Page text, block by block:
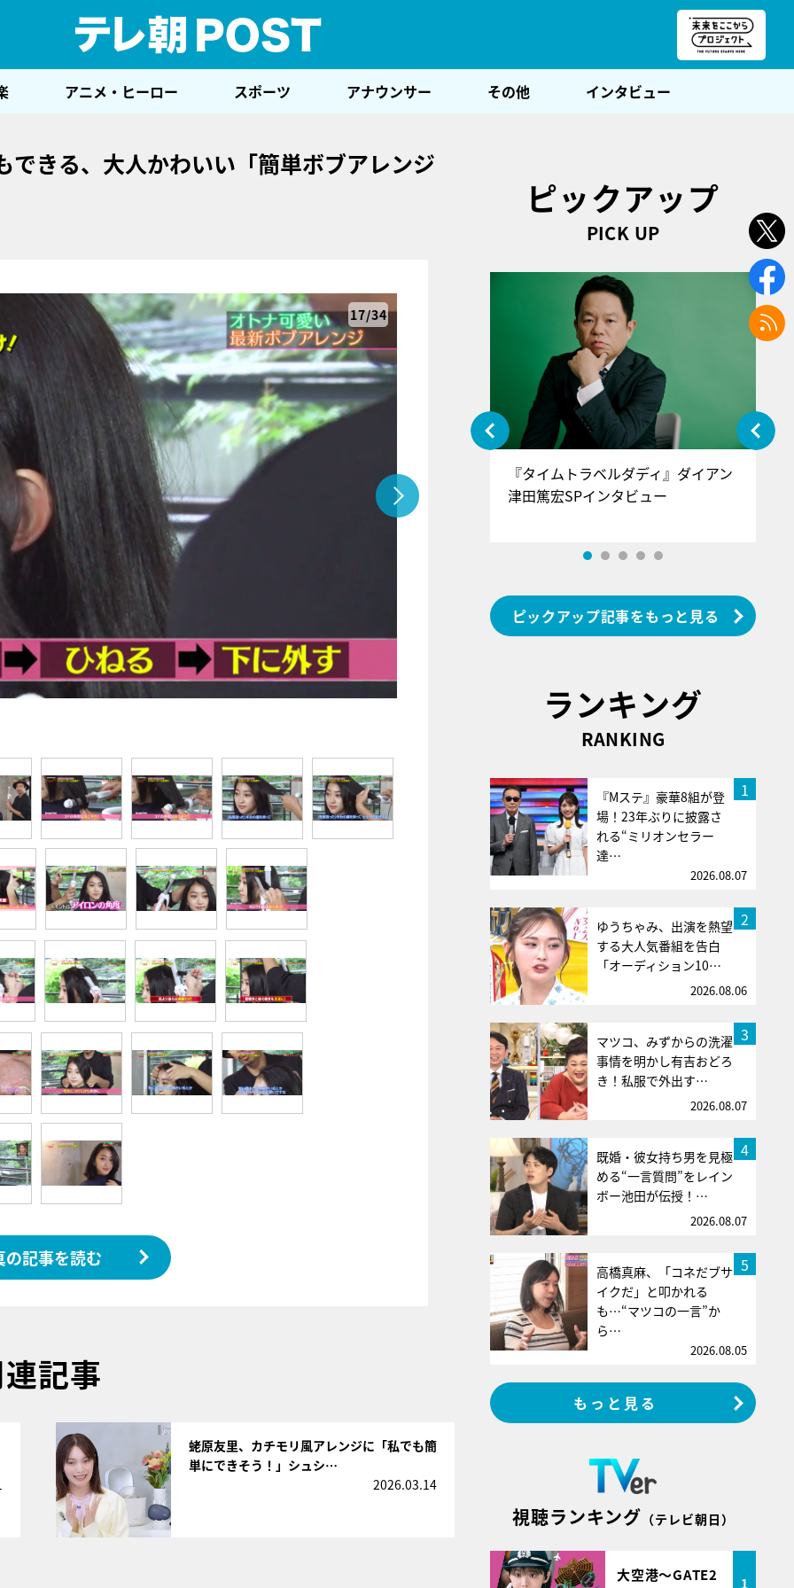
アニメ・ヒーロー スポーツ アナウンサー その他 インタビュー
きる、大人かわいい「簡単ボブアレンジ
17/34
の記事を読む
記事
蛯原友里、カチモリ風アレンジに「私でも簡
単にできそう！」シュシ…
2026.03.14
ピックアップ
PICK UP
『アイ＝ラブ！げーみんぐ』＝LOV
E齋藤樹愛羅＆佐々木舞香SPインタ
『タイムトラベルダディ』ダイアン
津田篤宏SPインタビュー
ピックアップ記事をもっと見る
ランキング
RANKING
1
『Mステ』豪華8組が登
場！23年ぶりに披露さ
れる“ミリオンセラー
達…
2026.08.07
2
ゆうちゃみ、出演を熱望
する大人気番組を告白
「オーディション10…
2026.08.06
3
マツコ、みずからの洗濯
事情を明かし有吉おどろ
き！私服で外出す…
2026.08.07
4
既婚・彼女持ち男を見極
める“一言質問”をレイン
ボー池田が伝授！…
2026.08.07
5
高橋真麻、「コネだブサ
イクだ」と叩かれる
も…“マツコの一言”か
ら…
2026.08.05
もっと見る
視聴ランキング （テレビ朝日）
大空港～GATE2
1